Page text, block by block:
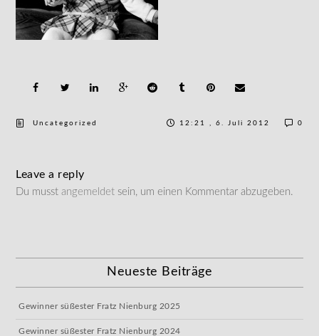
Uncategorized 12:21 , 6. Juli 2012 0
Leave a reply
Du musstangemeldet sein, um einen Kommentar abzugeben.
Neueste Beiträge
Gewinner süßester Fratz Nienburg 2025
Gewinner süßester Fratz Nienburg 2024